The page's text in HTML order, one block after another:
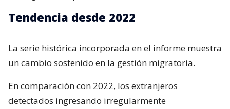
Tendencia desde 2022
La serie histórica incorporada en el informe muestra
un cambio sostenido en la gestión migratoria.
En comparación con 2022, los extranjeros
detectados ingresando irregularmente